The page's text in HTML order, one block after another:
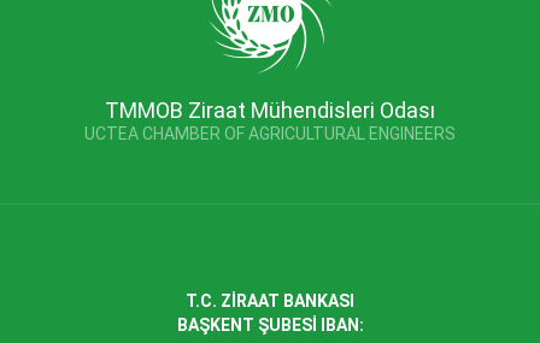
TMMOB Ziraat Mühendisleri Odası
UCTEA CHAMBER OF AGRICULTURAL ENGINEERS
T.C. ZİRAAT BANKASI
BAŞKENT ŞUBESİ IBAN: